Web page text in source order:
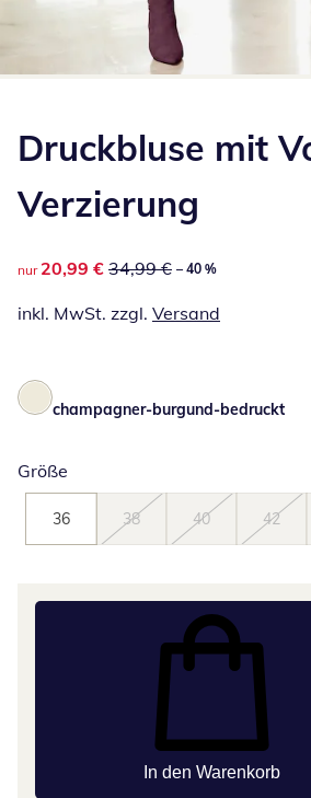
Druckbluse mit
Verzierung
reduzierter Preis 20,99 €, vorheriger
nur 20,99 € 34,99 € – 40 %
inkl. MwSt. zzgl. Versand
champagner-burgund-bedruckt
Größe
36 38 40 42
In den Warenkorb